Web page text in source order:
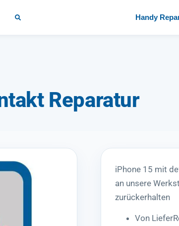
Handy
Reparatur
iPhone 15 mit
an unsere
zurückerhalten
Von